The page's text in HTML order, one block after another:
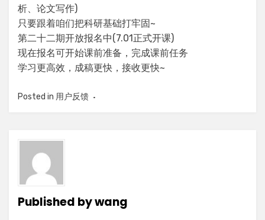
析、论文写作)
只要跟着咱们把科研基础打牢固~
第二十二期开放报名中(7.01正式开课)
现在报名可开始课前准备，完成课前任务
学习更高效，成稿更快，接收更快~
Posted in 用户反馈
Published bywang